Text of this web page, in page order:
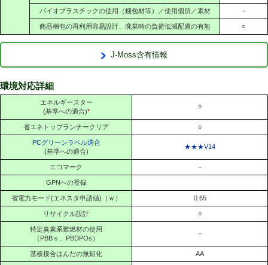
バイオプラスチックの使用（梱包材等）／使用個所／素材 －
商品梱包の再利用容易設計、廃棄時の負荷低減配慮の有無 ○
J-Moss含有情報
環境対応詳細
エネルギースター
(基準への適合)*
○
省エネトップランナークリア ○
PCグリーンラベル適合
(基準への適合)
★★★V14
エコマーク －
GPNへの登録
省電力モード(エネスタ申請値)（ｗ） 0.65
リサイクル設計 ○
特定臭素系難燃材の使用
（PBBｓ、PBDPOs）
－
基板接合はんだの無鉛化 AA